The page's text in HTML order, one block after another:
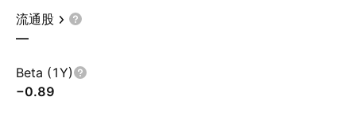
流通股
—
Beta (1Y)
−0.89